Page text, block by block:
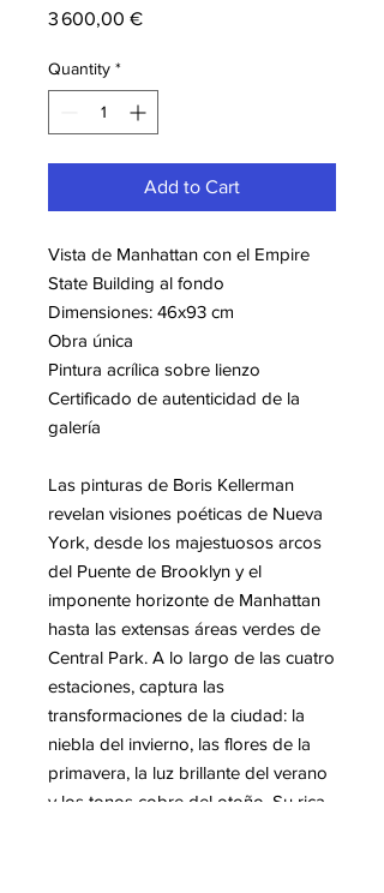
3 600,00 €Price
Quantity *
Add to Cart
Vista de Manhattan con el Empire
State Building al fondo
Dimensiones: 46x93 cm
Obra única
Pintura acrílica sobre lienzo
Certificado de autenticidad de la
galería
Las pinturas de Boris Kellerman
revelan visiones poéticas de Nueva
York, desde los majestuosos arcos
del Puente de Brooklyn y el
imponente horizonte de Manhattan
hasta las extensas áreas verdes de
Central Park. A lo largo de las cuatro
estaciones, captura las
transformaciones de la ciudad: la
niebla del invierno, las flores de la
primavera, la luz brillante del verano
y los tonos cobre del otoño. Su rica